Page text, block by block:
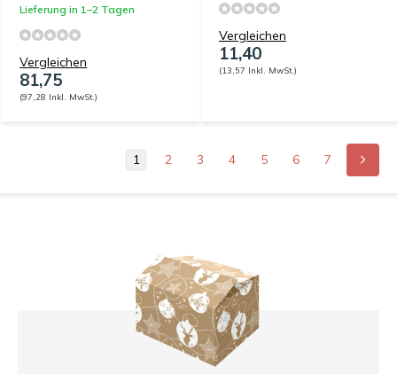
Lieferung in 1–2 Tagen
Vergleichen
81,75
(97,28 Inkl. MwSt.)
Vergleichen
11,40
(13,57 Inkl. MwSt.)
1 2 3 4 5 6 7